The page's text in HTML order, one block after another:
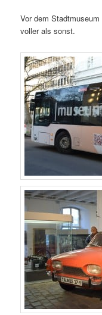
Vor dem
voller als sonst.